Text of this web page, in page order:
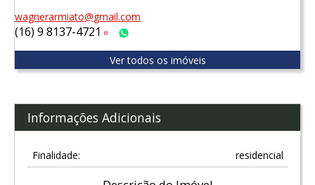
wagnerarmiato@gmail.com
(16) 9 8137-4721 Tim
Ver todos os imóveis
Informações Adicionais
Finalidade: residencial